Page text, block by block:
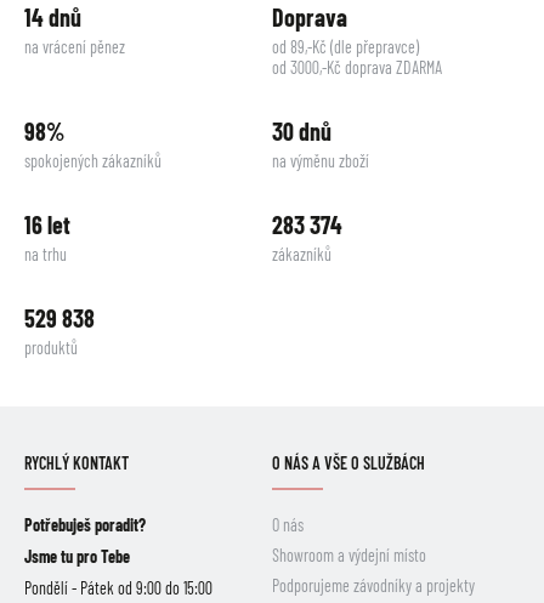
14 dnů
na vrácení pěnez
Doprava
od 89,-Kč (dle přepravce)
od 3000,-Kč doprava ZDARMA
98%
spokojených zákazníků
30 dnů
na výměnu zboží
16 let
na trhu
283 374
zákazníků
529 838
produktů
RYCHLÝ KONTAKT
Potřebuješ poradit?
Jsme tu pro Tebe
Pondělí - Pátek od 9:00 do 15:00
O NÁS A VŠE O SLUŽBÁCH
O nás
Showroom a výdejní místo
Podporujeme závodníky a projekty